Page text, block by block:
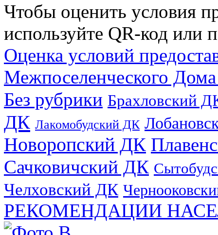
Чтобы оценить условия
используйте QR-код или
Оценка условий
Межпоселенческого
Без рубрики Брахловский
ДК Лакомобудский ДК
Новоропский ДК
Сачковичский ДК
Челховский ДК
РЕКОМЕНДАЦИИ